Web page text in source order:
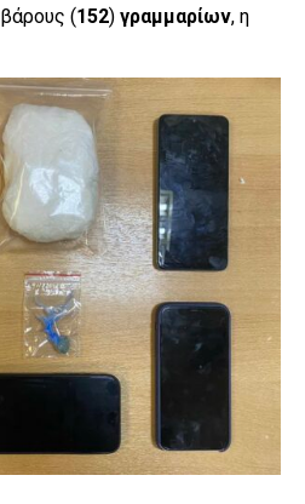
βάρους (152) γραμμαρίων, η